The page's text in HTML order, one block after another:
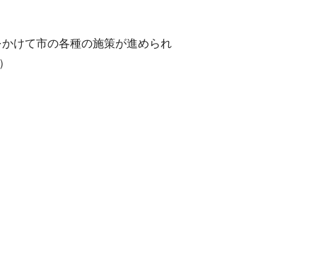
けて市の各種の施策が進められ